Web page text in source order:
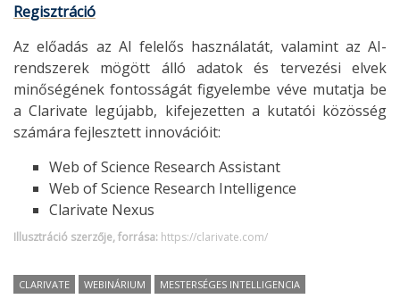
Regisztráció
Az előadás az AI felelős használatát, valamint az AI-
rendszerek mögött álló adatok és tervezési elvek
minőségének fontosságát figyelembe véve mutatja be
a Clarivate legújabb, kifejezetten a kutatói közösség
számára fejlesztett innovációit:
Web of Science Research Assistant
Web of Science Research Intelligence
Clarivate Nexus
Illusztráció szerzője, forrása: https://clarivate.com/
CLARIVATE WEBINÁRIUM MESTERSÉGES INTELLIGENCIA